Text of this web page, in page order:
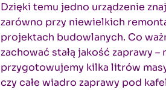
Dzięki temu jedno urządzenie
zarówno przy niewielkich
projektach budowlanych. Co
zachować stałą jakość zaprawy
przygotowujemy kilka litrów
czy całe wiadro zaprawy pod